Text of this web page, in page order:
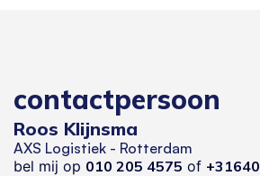
contactpersoon
Roos Klijnsma
AXS Logistiek - Rotterdam
bel mij op 010 205 4575 of